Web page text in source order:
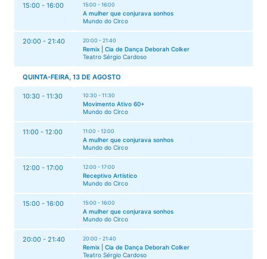
15:00 - 16:00 15:00 - 16:00
A mulher que conjurava sonhos
Mundo do Circo
20:00 - 21:40 20:00 - 21:40
Remix | Cia de Dança Deborah Colker
Teatro Sérgio Cardoso
QUINTA-FEIRA, 13 DE AGOSTO
10:30 - 11:30 10:30 - 11:30
Movimento Ativo 60+
Mundo do Circo
11:00 - 12:00 11:00 - 12:00
A mulher que conjurava sonhos
Mundo do Circo
12:00 - 17:00 12:00 - 17:00
Receptivo Artístico
Mundo do Circo
15:00 - 16:00 15:00 - 16:00
A mulher que conjurava sonhos
Mundo do Circo
20:00 - 21:40 20:00 - 21:40
Remix | Cia de Dança Deborah Colker
Teatro Sérgio Cardoso